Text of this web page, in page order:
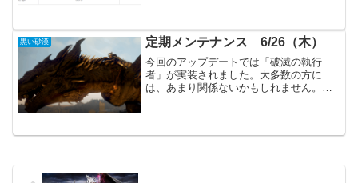
萎えてしまいましたが、新...
黒い砂漠 定期メンテナンス 6/26（木）
今回のアップデートでは「破滅の執行
者」が実装されました。大多数の方に
は、あまり関係ないかもしれません。新
（無制限占領戦、薔薇...